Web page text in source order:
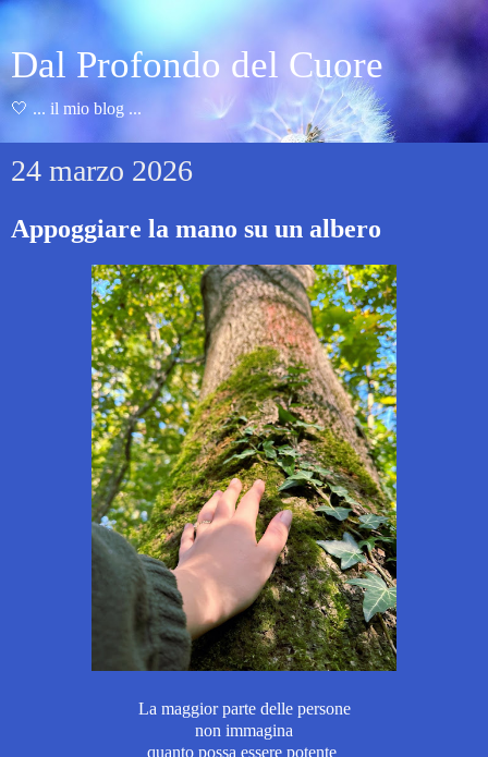
Dal Profondo del Cuore
🤍 ... il mio blog ...
24 marzo 2026
Appoggiare la mano su un albero
La maggior parte delle persone
non immagina
quanto possa essere potente